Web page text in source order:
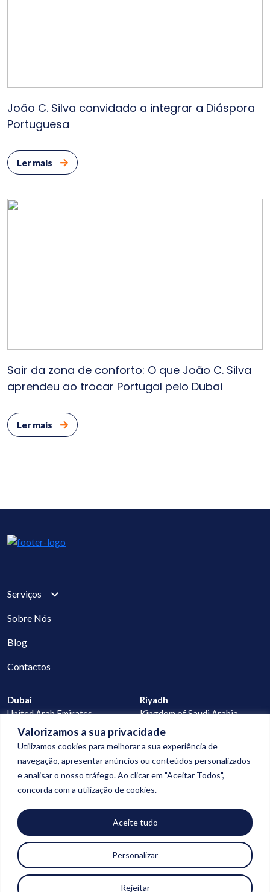
Valorizamos a sua privacidade
Utilizamos cookies para melhorar a sua experiência de
navegação, apresentar anúncios ou conteúdos personalizados
e analisar o nosso tráfego. Ao clicar em "Aceitar Todos",
concorda com a utilização de cookies.
Personalizar
Rejeitar
Aceite tudo
João C. Silva convidado a integrar a Diáspora
Portuguesa
Ler mais
Sair da zona de conforto: O que João C. Silva
aprendeu ao trocar Portugal pelo Dubai
Ler mais
Serviços
Sobre Nós
Blog
Contactos
Dubai
United Arab Emirates
Lisbon
Riyadh
Kingdom of Saudi Arabia
Cape Verde
geral@digitalconnection.pt
+351 913 988 058
+351 927 277 523
© Copyright 2026
| Todos os direitos reservados |